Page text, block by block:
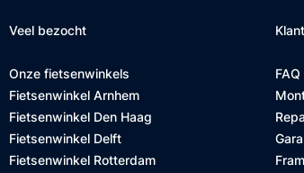
Veel bezocht
Onze fietsenwinkels
Fietsenwinkel Arnhem
Fietsenwinkel Den Haag
Fietsenwinkel Delft
Fietsenwinkel Rotterdam